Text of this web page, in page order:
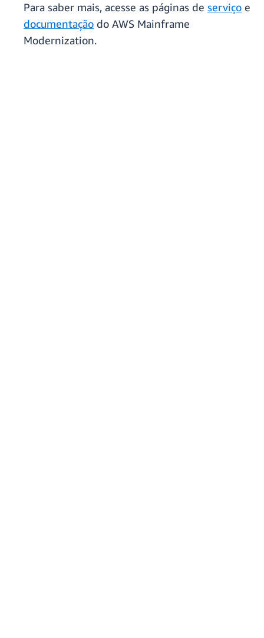
Para saber mais, acesse as páginas de serviço e
documentação do AWS Mainframe
Modernization.